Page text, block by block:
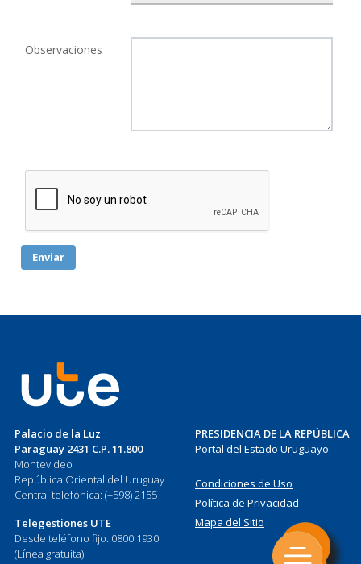
Observaciones
Palacio de la Luz
Paraguay 2431 C.P. 11.800
Montevideo
República Oriental del Uruguay
Central telefónica: (+598) 2155
Telegestiones UTE
Desde teléfono fijo: 0800 1930
(Línea gratuita)
PRESIDENCIA DE LA REPÚBLICA
Portal del Estado Uruguayo
Condiciones de Uso
Política de Privacidad
Mapa del Sitio